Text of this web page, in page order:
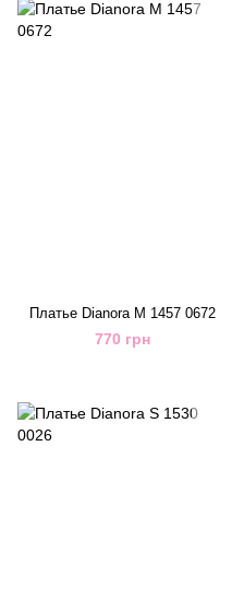
Платье Dianora M 1457 0672
770 грн